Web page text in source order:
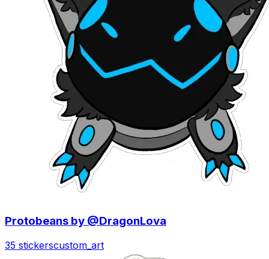
Protobeans by @DragonLova
35 stickerscustom_art